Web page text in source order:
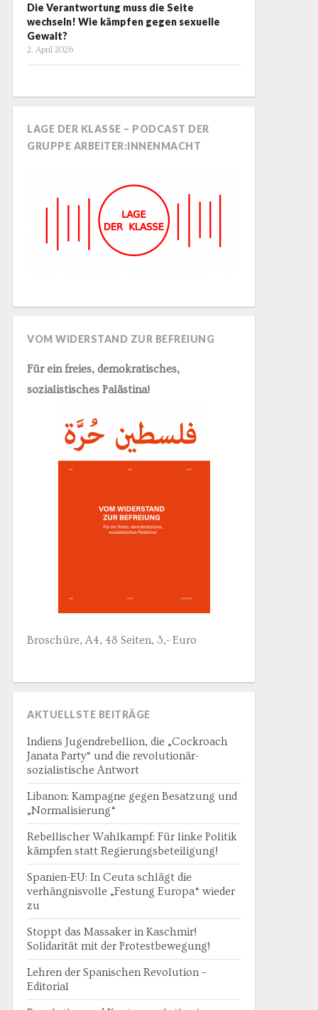
Die Verantwortung muss die Seite
wechseln! Wie kämpfen gegen sexuelle
Gewalt?
2. April 2026
LAGE DER KLASSE – PODCAST DER
GRUPPE ARBEITER:INNENMACHT
VOM WIDERSTAND ZUR BEFREIUNG
Für ein freies, demokratisches,
sozialistisches Palästina!
Broschüre, A4, 48 Seiten, 3,- Euro
AKTUELLSTE BEITRÄGE
Indiens Jugendrebellion, die „Cockroach
Janata Party“ und die revolutionär-
sozialistische Antwort
Libanon: Kampagne gegen Besatzung und
„Normalisierung“
Rebellischer Wahlkampf: Für linke Politik
kämpfen statt Regierungsbeteiligung!
Spanien-EU: In Ceuta schlägt die
verhängnisvolle „Festung Europa“ wieder
zu
Stoppt das Massaker in Kaschmir!
Solidarität mit der Protestbewegung!
Lehren der Spanischen Revolution –
Editorial